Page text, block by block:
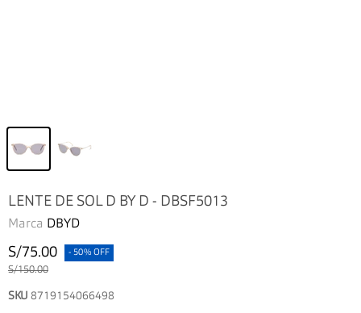
LENTE DE SOL D BY D - DBSF5013
Marca DBYD
S/75.00 - 50% OFF
S/150.00
SKU 8719154066498